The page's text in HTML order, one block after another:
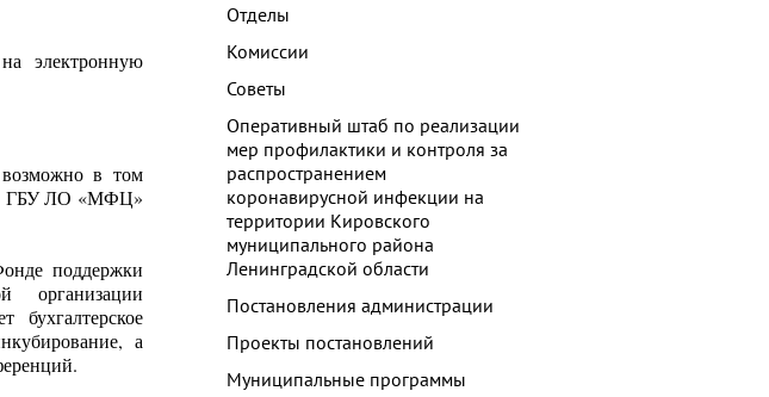
электронную
возможно в том
ГБУ ЛО «МФЦ»
поддержки
организации
бухгалтерское
а
Отделы
Комиссии
Советы
Оперативный штаб по реализации
мер профилактики и контроля за
распространением
коронавирусной инфекции на
территории Кировского
муниципального района
Ленинградской области
Постановления администрации
Проекты постановлений
Муниципальные программы